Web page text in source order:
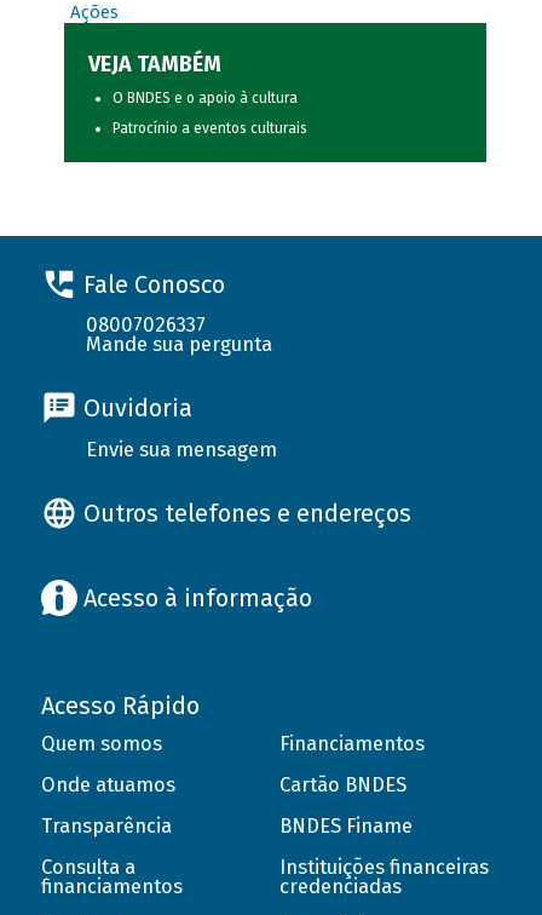
Ações
VEJA TAMBÉM
O BNDES e o apoio à cultura
Patrocínio a eventos culturais
Fale Conosco
08007026337
Mande sua pergunta
Ouvidoria
Envie sua mensagem
Outros telefones e endereços
Acesso à informação
Acesso Rápido
Quem somos
Onde atuamos
Transparência
Consulta a
financiamentos
Financiamentos
Cartão BNDES
BNDES Finame
Instituições financeiras
credenciadas